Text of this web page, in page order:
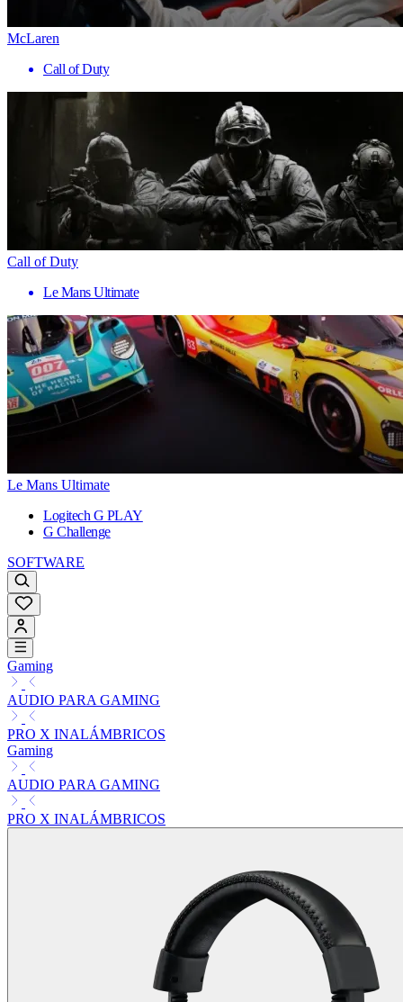
McLaren
Call of Duty
Call of Duty
Le Mans Ultimate
Le Mans Ultimate
Logitech G PLAY
G Challenge
SOFTWARE
Gaming
AUDIO PARA GAMING
PRO X INALÁMBRICOS
Gaming
AUDIO PARA GAMING
PRO X INALÁMBRICOS